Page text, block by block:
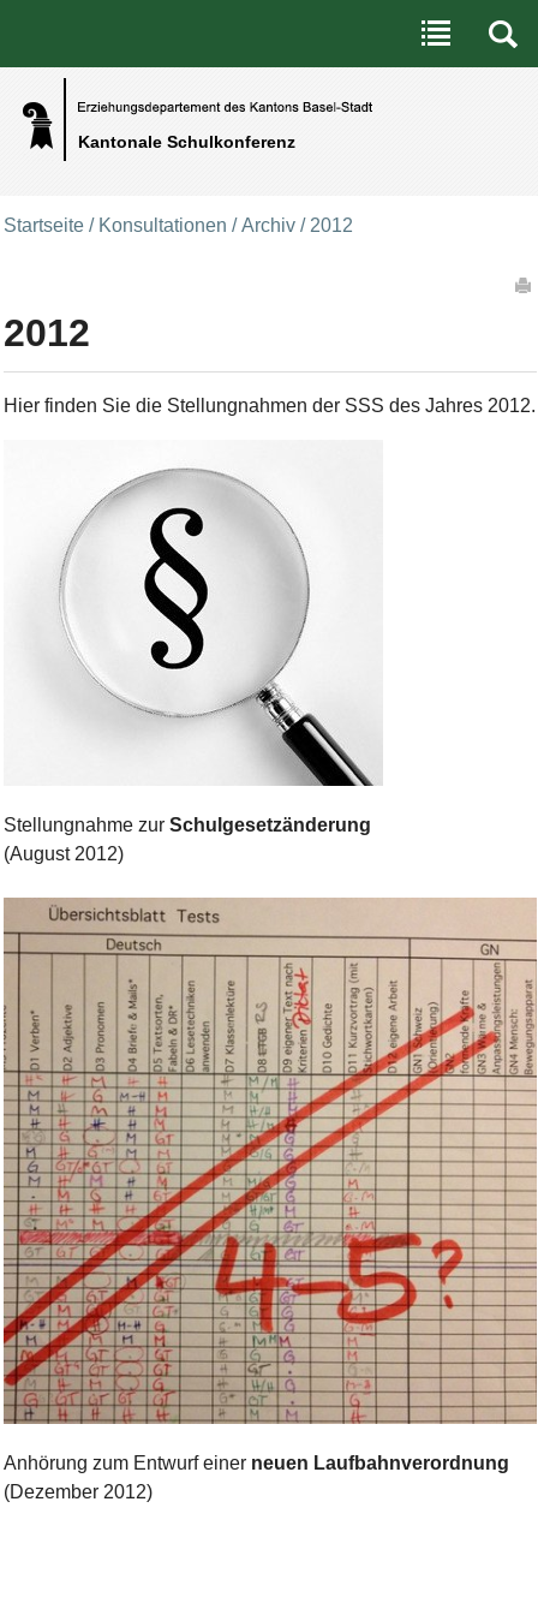
Kantonale Schulkonferenz
Benutzerspezifische Werkzeuge
Direkt zum Inhalt|Direkt zur Navigation
Startseite / Konsultationen /Archiv / 2012
2012
Hier finden Sie die Stellungnahmen der SSS des Jahres 2012.
Stellungnahme zur Schulgesetzänderung
(August 2012)
Anhörung zum Entwurf einer neuen Laufbahnverordnung
(Dezember 2012)